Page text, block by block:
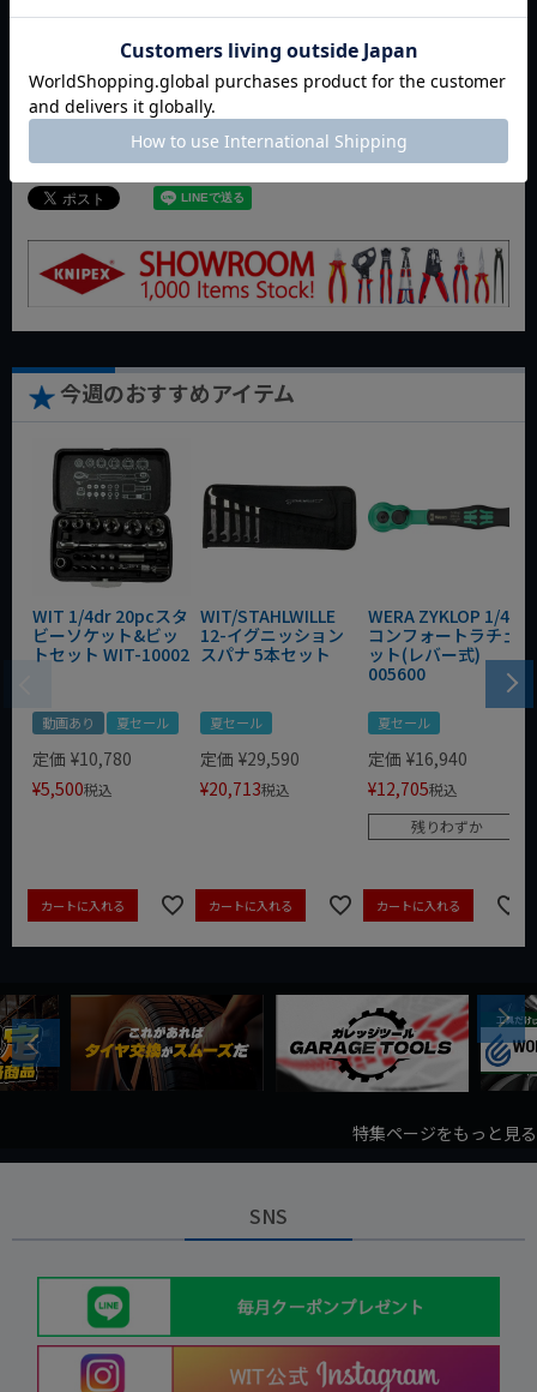
JAN:4712818963199
返品特約について
商品についてのお問い合わせ
今週のおすすめアイテム
WIT 1/4dr 20pcスタ
ビーソケット&ビッ
トセット WIT-10002
動画あり 夏セール
定価 ¥10,780
¥5,500税込
カートに入れる
WIT/STAHLWILLE
12-イグニッション
スパナ 5本セット
夏セール
定価 ¥29,590
¥20,713税込
カートに入れる
WERA ZYKLOP 1/4"
コンフォートラチェ
ット(レバー式)
005600
夏セール
定価 ¥16,940
¥12,705税込
残りわずか
カートに入れる
Previous
Next
特集ページをもっと見る
SNS